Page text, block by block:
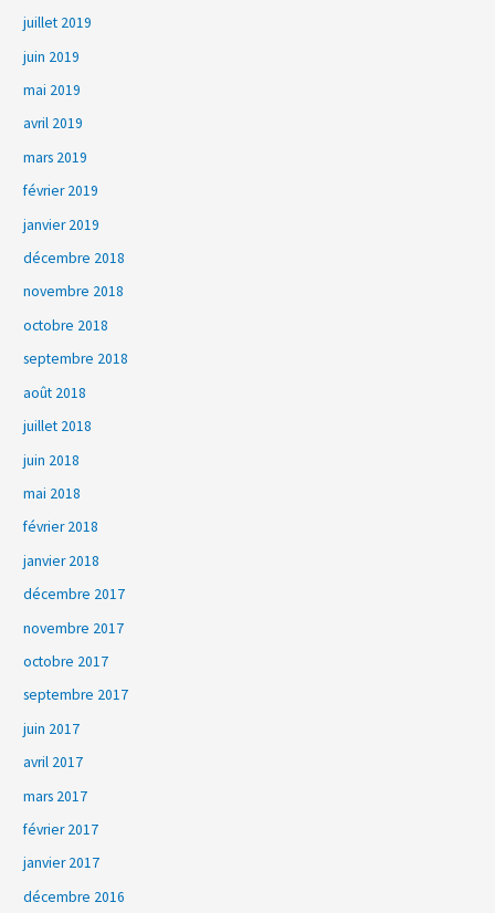
juillet 2019
juin 2019
mai 2019
avril 2019
mars 2019
février 2019
janvier 2019
décembre 2018
novembre 2018
octobre 2018
septembre 2018
août 2018
juillet 2018
juin 2018
mai 2018
février 2018
janvier 2018
décembre 2017
novembre 2017
octobre 2017
septembre 2017
juin 2017
avril 2017
mars 2017
février 2017
janvier 2017
décembre 2016